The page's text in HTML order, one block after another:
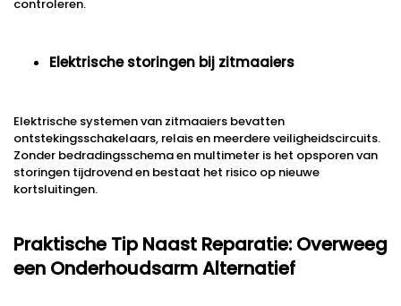
controleren.
Elektrische storingen bij zitmaaiers
Elektrische systemen van zitmaaiers bevatten
ontstekingsschakelaars, relais en meerdere veiligheidscircuits.
Zonder bedradingsschema en multimeter is het opsporen van
storingen tijdrovend en bestaat het risico op nieuwe
kortsluitingen.
Praktische Tip Naast Reparatie: Overweeg
een Onderhoudsarm Alternatief